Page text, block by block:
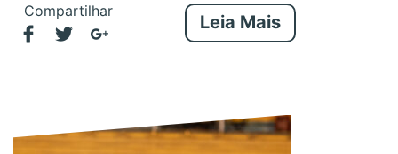
Compartilhar
Leia Mais